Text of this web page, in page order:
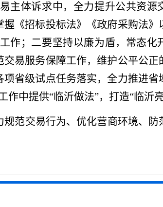
主体诉求中，全力提升公共资源
《招标投标法》《政府采购法》
作；二要坚持以廉为盾，常态化
易服务保障工作，维护公平公正
省级试点任务落实，全力推进省
中提供“临沂做法”，打造“临沂亮
范交易行为、优化营商环境、防